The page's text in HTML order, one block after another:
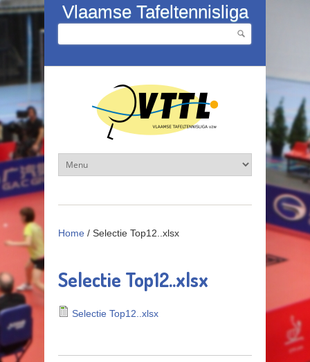
Overslaan en naar de inhoud gaan
Vlaamse Tafeltennisliga
Zoekveld
Home / Selectie Top12..xlsx
Selectie Top12..xlsx
Selectie Top12..xlsx